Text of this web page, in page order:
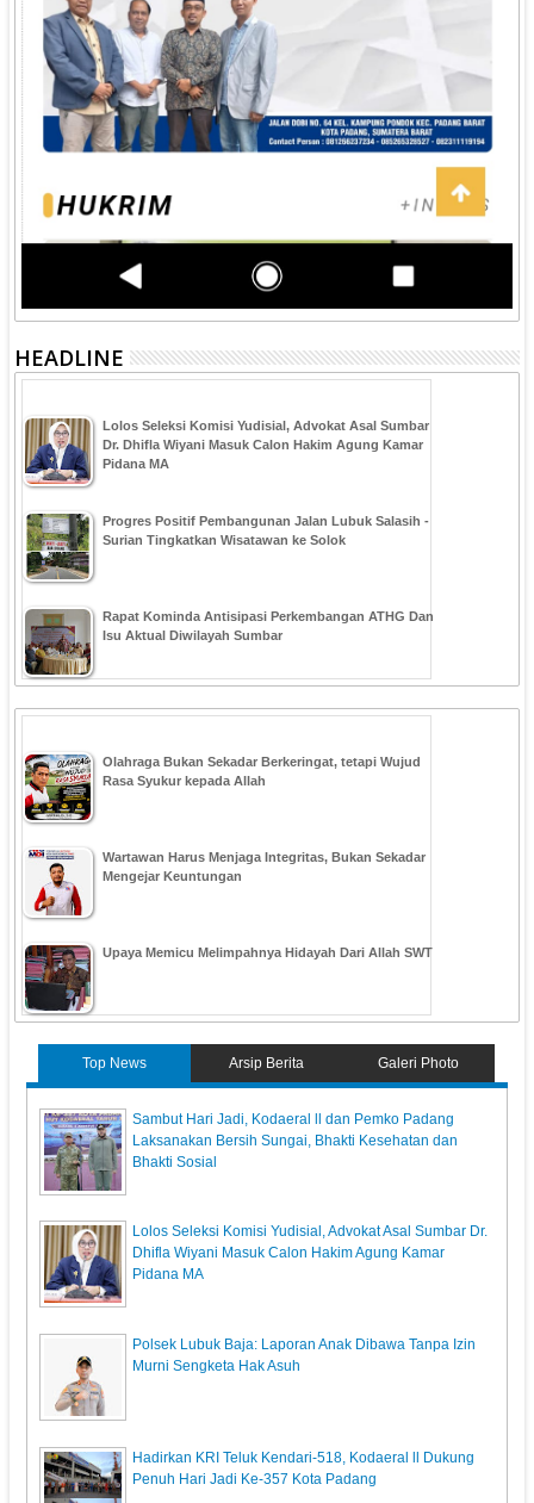
HEADLINE
‎Lolos Seleksi Komisi Yudisial, Advokat Asal Sumbar
Dr. Dhifla Wiyani Masuk Calon Hakim Agung Kamar
Pidana MA
Progres Positif Pembangunan Jalan Lubuk Salasih -
Surian Tingkatkan Wisatawan ke Solok
Rapat Kominda Antisipasi Perkembangan ATHG Dan
Isu Aktual Diwilayah Sumbar
Olahraga Bukan Sekadar Berkeringat, tetapi Wujud
Rasa Syukur kepada Allah
Wartawan Harus Menjaga Integritas, Bukan Sekadar
Mengejar Keuntungan
Upaya Memicu Melimpahnya Hidayah Dari Allah SWT
Top News Arsip Berita Galeri Photo
Sambut Hari Jadi, Kodaeral ll dan Pemko Padang
Laksanakan Bersih Sungai, Bhakti Kesehatan dan
Bhakti Sosial
‎Lolos Seleksi Komisi Yudisial, Advokat Asal Sumbar Dr.
Dhifla Wiyani Masuk Calon Hakim Agung Kamar
Pidana MA
Polsek Lubuk Baja: Laporan Anak Dibawa Tanpa Izin
Murni Sengketa Hak Asuh
Hadirkan KRI Teluk Kendari-518, Kodaeral ll Dukung
Penuh Hari Jadi Ke-357 Kota Padang